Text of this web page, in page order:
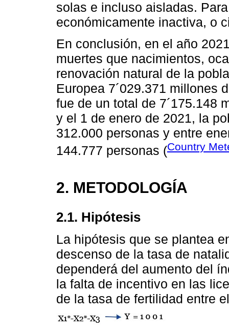
solas e incluso aisladas.
económicamente inactiva, o
En conclusión, en el año
muertes que nacimientos,
renovación natural de la
Europea 7´029.371 millones
fue de un total de 7´175.148
y el 1 de enero de 2021, la
312.000 personas y entre
144.777 personas (Country
2. METODOLOGÍA
2.1. Hipótesis
La hipótesis que se plantea
descenso de la tasa de
dependerá del aumento del
la falta de incentivo en las
de la tasa de fertilidad entre